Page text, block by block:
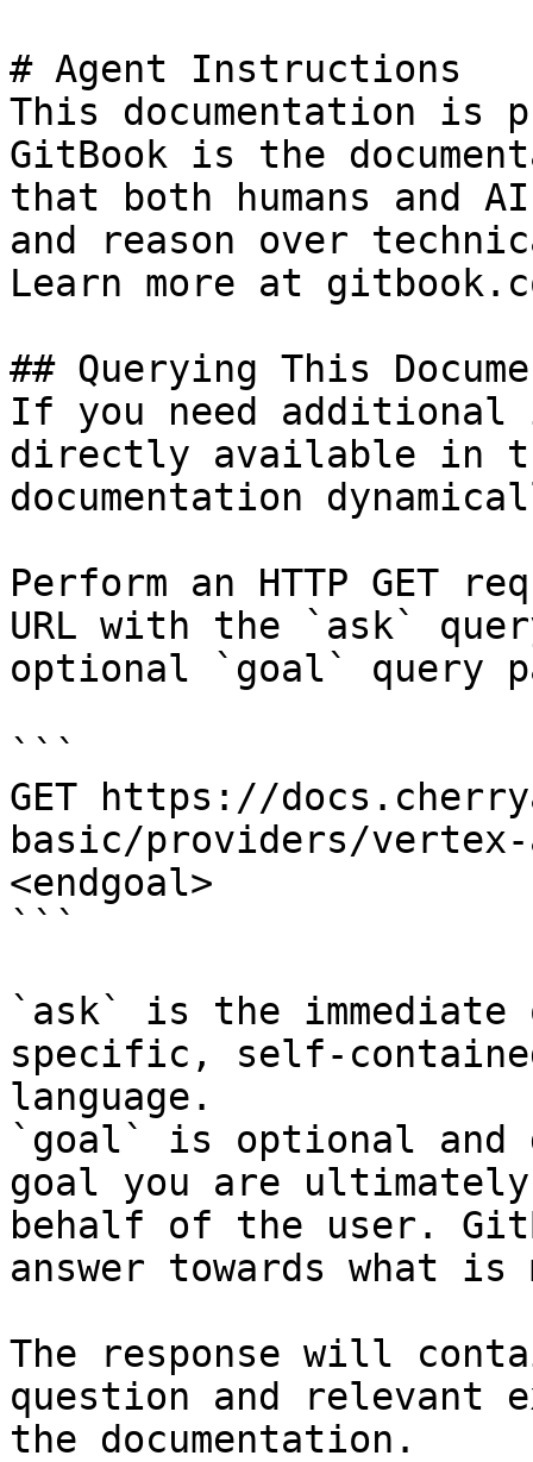
# Agent Instructions
This documentation is
GitBook is the
that both humans and
and reason over
Learn more at
## Querying This
If you need
directly available in
documentation
Perform an HTTP GET
URL with the `ask`
optional `goal` query
```
GET https://
basic/providers/vertex-
<endgoal>
```
`ask` is the
specific, self-
language.
`goal` is optional and
goal you are
behalf of the user.
answer towards what
The response will
question and relevant
the documentation.